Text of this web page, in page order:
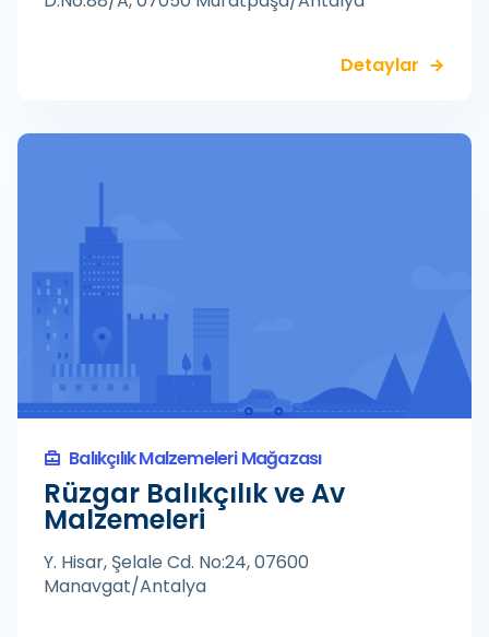
Detaylar
Balıkçılık Malzemeleri Mağazası
Rüzgar Balıkçılık ve Av
Malzemeleri
Y. Hisar, Şelale Cd. No:24, 07600
Manavgat/Antalya